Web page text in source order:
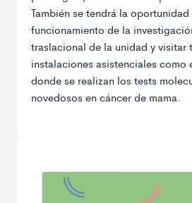
También se tendrá la
funcionamiento de la
traslacional de la unidad y visitar
instalaciones asistenciales como
donde se realizan los tests
novedosos en cáncer de mama.